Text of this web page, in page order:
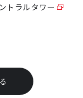
トラルタワー